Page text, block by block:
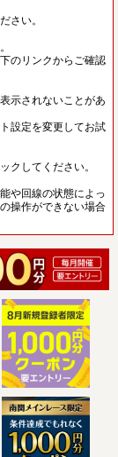
さい。
のリンクからご確認
示されないことがあ
設定を変更してお試
クしてください。
や回線の状態によっ
操作ができない場合